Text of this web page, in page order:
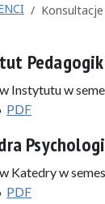
Konsultacje
Instytutu w
PDF
Katedry w
PDF